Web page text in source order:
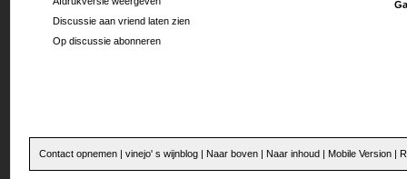
Discussie aan vriend laten zien
Op discussie abonneren
Contact opnemen |vinejo' s wijnblog | Naar boven | Naar inhoud | Mobile Version |